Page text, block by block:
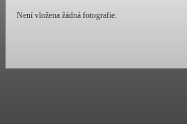
Není vložena žádná fotografie.